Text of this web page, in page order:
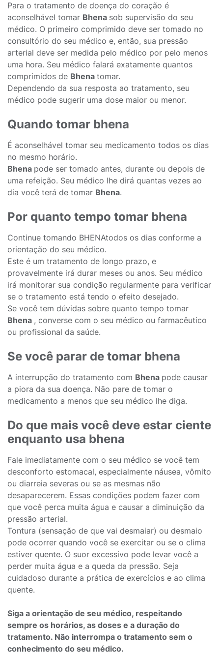
Para o tratamento de doença do coração é
aconselhável tomar Bhena sob supervisão do seu
médico. O primeiro comprimido deve ser tomado no
consultório do seu médico e, então, sua pressão
arterial deve ser medida pelo médico por pelo menos
uma hora. Seu médico falará exatamente quantos
comprimidos de Bhena tomar.
Dependendo da sua resposta ao tratamento, seu
médico pode sugerir uma dose maior ou menor.
Quando tomar bhena
É aconselhável tomar seu medicamento todos os dias
no mesmo horário.
Bhena pode ser tomado antes, durante ou depois de
uma refeição. Seu médico lhe dirá quantas vezes ao
dia você terá de tomar Bhena.
Por quanto tempo tomar bhena
Continue tomando BHENAtodos os dias conforme a
orientação do seu médico.
Este é um tratamento de longo prazo, e
provavelmente irá durar meses ou anos. Seu médico
irá monitorar sua condição regularmente para verificar
se o tratamento está tendo o efeito desejado.
Se você tem dúvidas sobre quanto tempo tomar
Bhena , converse com o seu médico ou farmacêutico
ou profissional da saúde.
Se você parar de tomar bhena
A interrupção do tratamento com Bhena pode causar
a piora da sua doença. Não pare de tomar o
medicamento a menos que seu médico lhe diga.
Do que mais você deve estar ciente
enquanto usa bhena
Fale imediatamente com o seu médico se você tem
desconforto estomacal, especialmente náusea, vômito
ou diarreia severas ou se as mesmas não
desaparecerem. Essas condições podem fazer com
que você perca muita água e causar a diminuição da
pressão arterial.
Tontura (sensação de que vai desmaiar) ou desmaio
pode ocorrer quando você se exercitar ou se o clima
estiver quente. O suor excessivo pode levar você a
perder muita água e a queda da pressão. Seja
cuidadoso durante a prática de exercícios e ao clima
quente.
Siga a orientação de seu médico, respeitando
sempre os horários, as doses e a duração do
tratamento. Não interrompa o tratamento sem o
conhecimento do seu médico.